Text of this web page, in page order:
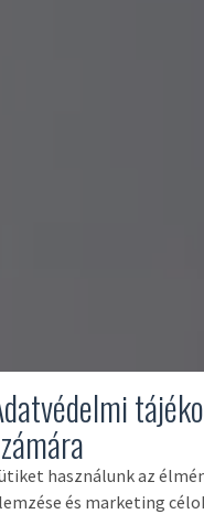
használunk az
és marketing